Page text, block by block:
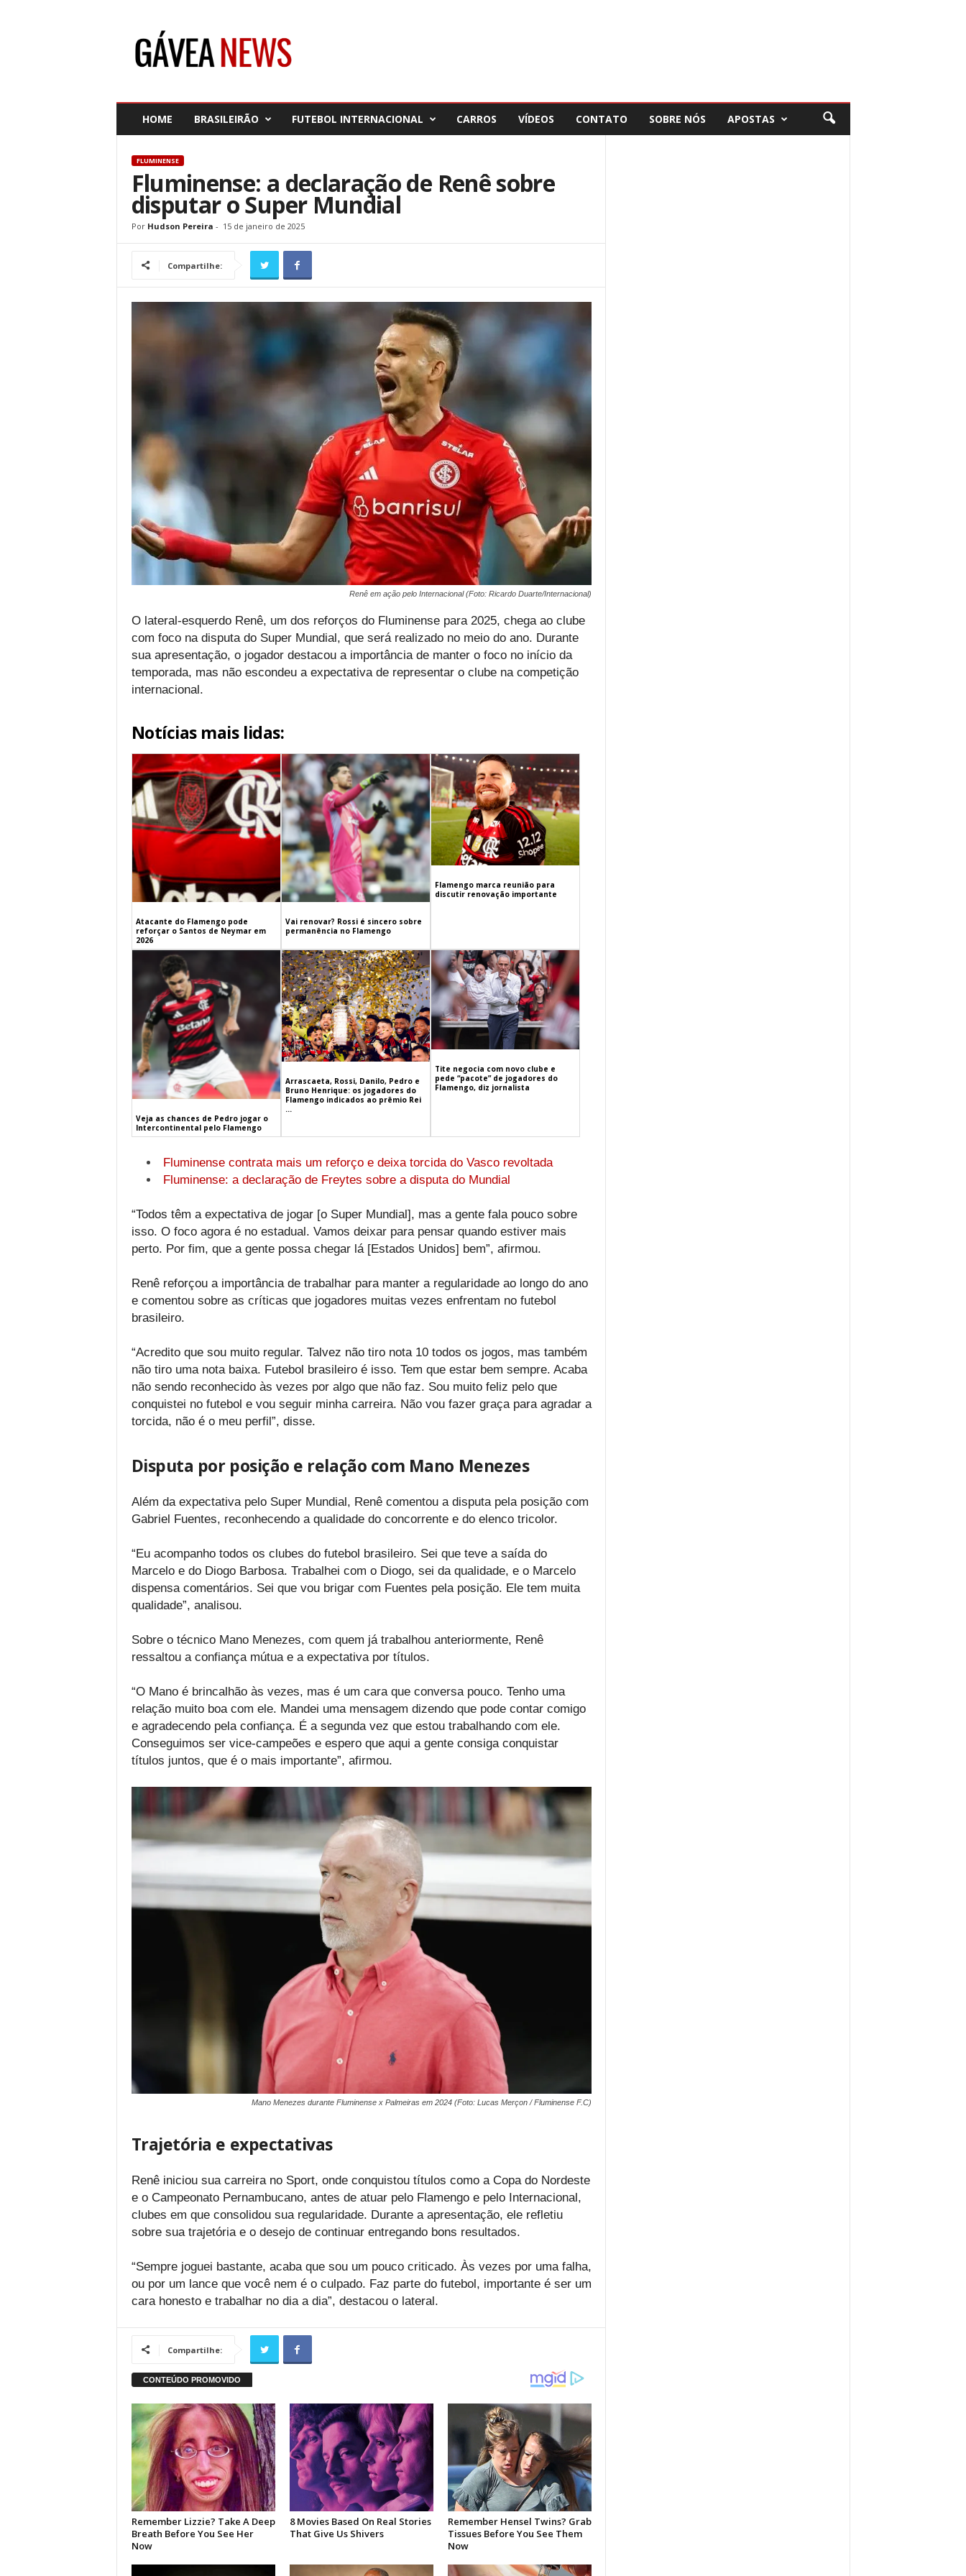
HOME BRASILEIRÃO FUTEBOL INTERNACIONAL CARROS VÍDEOS CONTATO SOBRE NÓS APOSTAS
FLUMINENSE
Fluminense: a declaração de Renê sobre
disputar o Super Mundial
Por Hudson Pereira - 15 de janeiro de 2025
Compartilhe:
Renê em ação pelo Internacional (Foto: Ricardo Duarte/Internacional)
O lateral-esquerdo Renê, um dos reforços do Fluminense para 2025, chega ao clube
com foco na disputa do Super Mundial, que será realizado no meio do ano. Durante
sua apresentação, o jogador destacou a importância de manter o foco no início da
temporada, mas não escondeu a expectativa de representar o clube na competição
internacional.
Notícias mais lidas:
Atacante do Flamengo pode
reforçar o Santos de Neymar em
2026
Vai renovar? Rossi é sincero sobre
permanência no Flamengo
Flamengo marca reunião para
discutir renovação importante
Veja as chances de Pedro jogar o
Intercontinental pelo Flamengo
Arrascaeta, Rossi, Danilo, Pedro e
Bruno Henrique: os jogadores do
Flamengo indicados ao prêmio Rei
...
Tite negocia com novo clube e
pede “pacote” de jogadores do
Flamengo, diz jornalista
Fluminense contrata mais um reforço e deixa torcida do Vasco revoltada
Fluminense: a declaração de Freytes sobre a disputa do Mundial
“Todos têm a expectativa de jogar [o Super Mundial], mas a gente fala pouco sobre
isso. O foco agora é no estadual. Vamos deixar para pensar quando estiver mais
perto. Por fim, que a gente possa chegar lá [Estados Unidos] bem”, afirmou.
Renê reforçou a importância de trabalhar para manter a regularidade ao longo do ano
e comentou sobre as críticas que jogadores muitas vezes enfrentam no futebol
brasileiro.
“Acredito que sou muito regular. Talvez não tiro nota 10 todos os jogos, mas também
não tiro uma nota baixa. Futebol brasileiro é isso. Tem que estar bem sempre. Acaba
não sendo reconhecido às vezes por algo que não faz. Sou muito feliz pelo que
conquistei no futebol e vou seguir minha carreira. Não vou fazer graça para agradar a
torcida, não é o meu perfil”, disse.
Disputa por posição e relação com Mano Menezes
Além da expectativa pelo Super Mundial, Renê comentou a disputa pela posição com
Gabriel Fuentes, reconhecendo a qualidade do concorrente e do elenco tricolor.
“Eu acompanho todos os clubes do futebol brasileiro. Sei que teve a saída do
Marcelo e do Diogo Barbosa. Trabalhei com o Diogo, sei da qualidade, e o Marcelo
dispensa comentários. Sei que vou brigar com Fuentes pela posição. Ele tem muita
qualidade”, analisou.
Sobre o técnico Mano Menezes, com quem já trabalhou anteriormente, Renê
ressaltou a confiança mútua e a expectativa por títulos.
“O Mano é brincalhão às vezes, mas é um cara que conversa pouco. Tenho uma
relação muito boa com ele. Mandei uma mensagem dizendo que pode contar comigo
e agradecendo pela confiança. É a segunda vez que estou trabalhando com ele.
Conseguimos ser vice-campeões e espero que aqui a gente consiga conquistar
títulos juntos, que é o mais importante”, afirmou.
Mano Menezes durante Fluminense x Palmeiras em 2024 (Foto: Lucas Merçon / Fluminense F.C)
Trajetória e expectativas
Renê iniciou sua carreira no Sport, onde conquistou títulos como a Copa do Nordeste
e o Campeonato Pernambucano, antes de atuar pelo Flamengo e pelo Internacional,
clubes em que consolidou sua regularidade. Durante a apresentação, ele refletiu
sobre sua trajetória e o desejo de continuar entregando bons resultados.
“Sempre joguei bastante, acaba que sou um pouco criticado. Às vezes por uma falha,
ou por um lance que você nem é o culpado. Faz parte do futebol, importante é ser um
cara honesto e trabalhar no dia a dia”, destacou o lateral.
Compartilhe: